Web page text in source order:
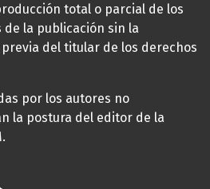
total o parcial de los
la publicación sin la
del titular de los derechos
por los autores no
la postura del editor de la